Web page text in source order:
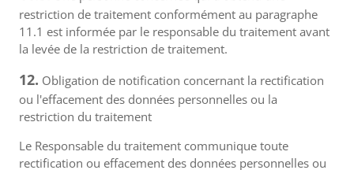
restriction de traitement conformément au paragraphe
11.1 est informée par le responsable du traitement avant
la levée de la restriction de traitement.
12. Obligation de notification concernant la rectification
ou l'effacement des données personnelles ou la
restriction du traitement
Le Responsable du traitement communique toute
rectification ou effacement des données personnelles ou